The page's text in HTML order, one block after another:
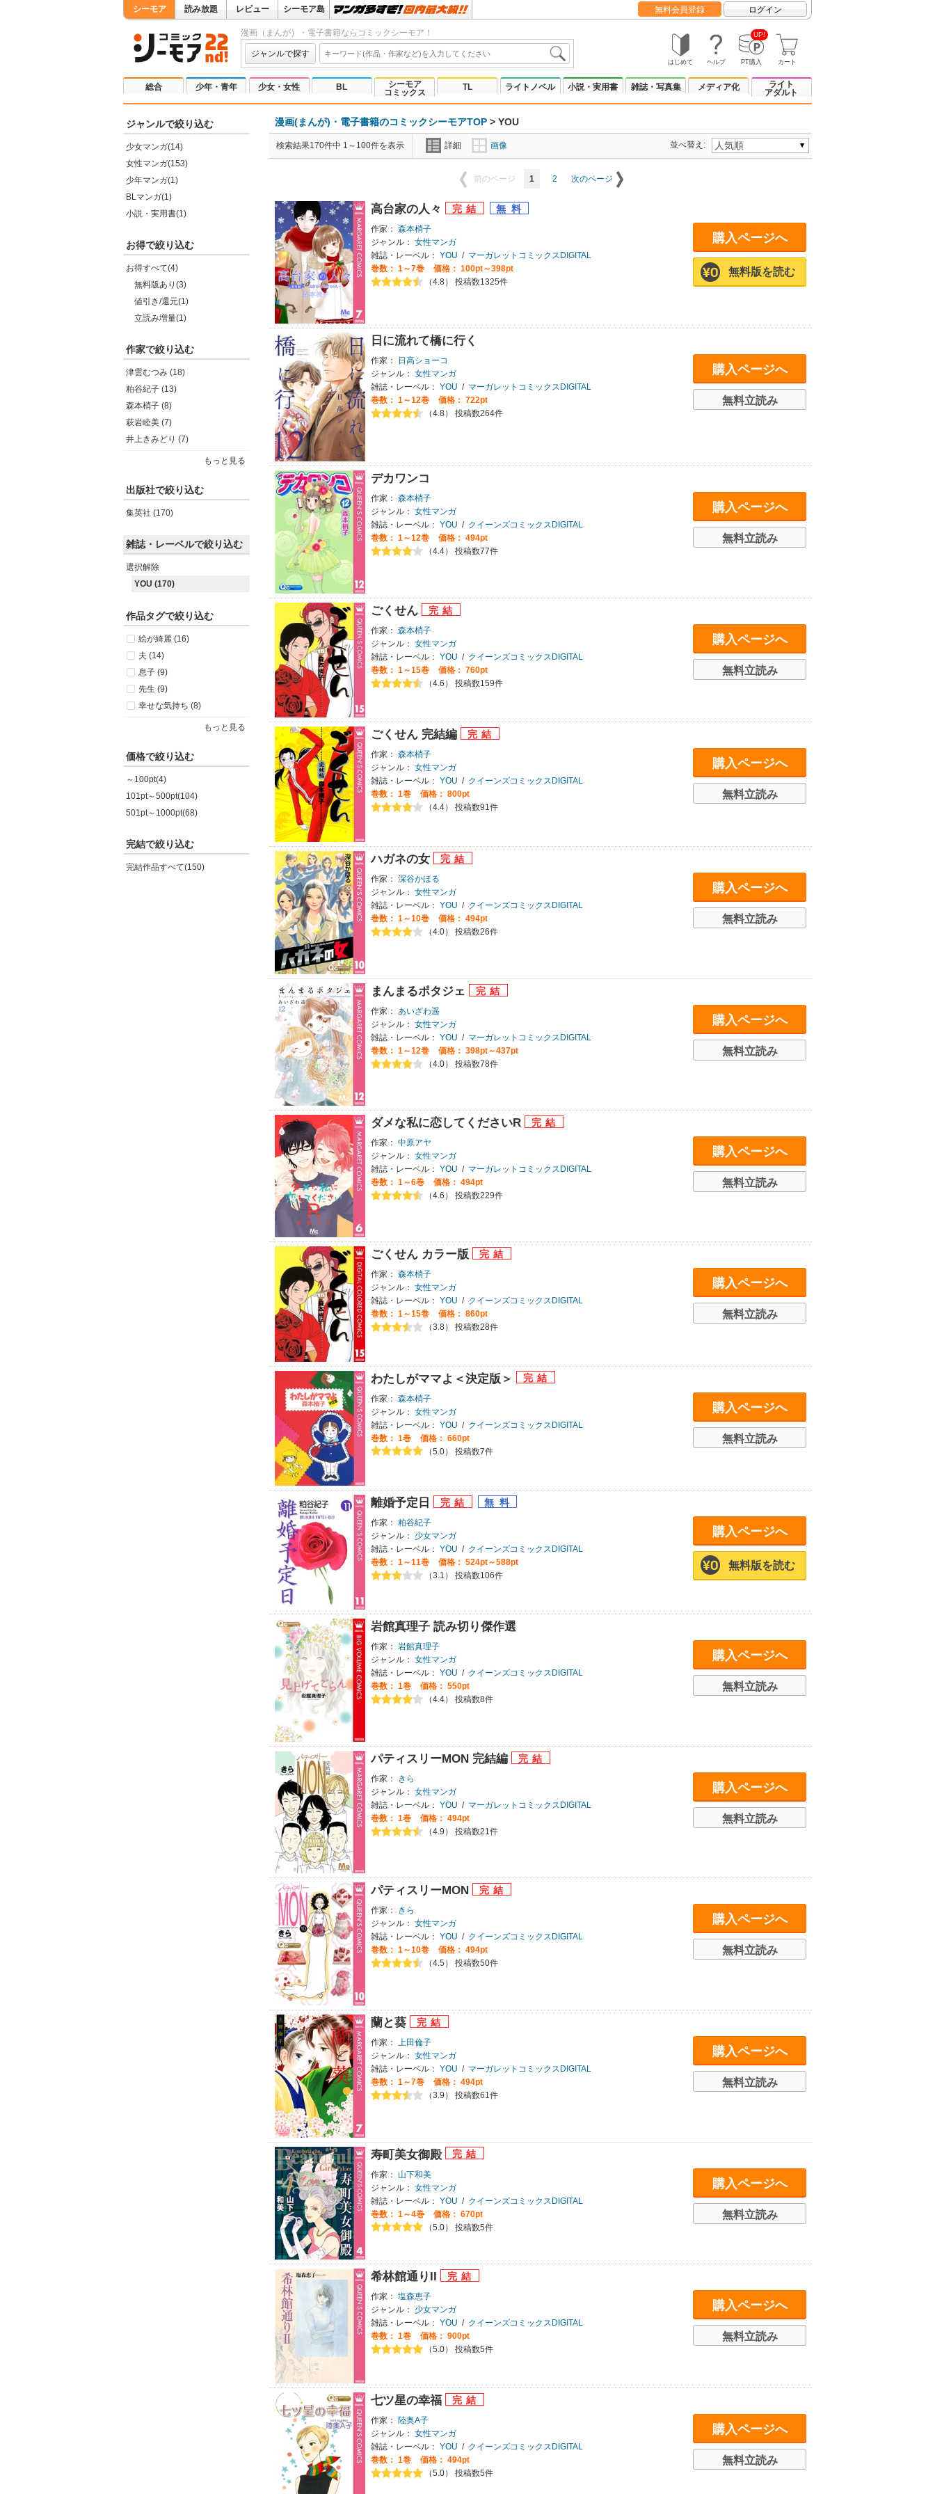
シーモア 読み放題 レビュー シーモア島 無料会員登録 ログイン
漫画（まんが）・電子書籍ならコミックシーモア！
ジャンルで探す
はじめて ヘルプ
UP!
PT購入 カート
総合 少年・青年 少女・女性 BL
シーモア
コミックス
TL ライトノベル 小説・実用書 雑誌・写真集 メディア化
ライト
アダルト
ジャンルで絞り込む
少女マンガ(14)
女性マンガ(153)
少年マンガ(1)
BLマンガ(1)
小説・実用書(1)
お得で絞り込む
お得すべて(4)
無料版あり(3)
値引き/還元(1)
立読み増量(1)
作家で絞り込む
津雲むつみ (18)
粕谷紀子 (13)
森本梢子 (8)
萩岩睦美 (7)
井上きみどり (7)
もっと見る
出版社で絞り込む
集英社 (170)
雑誌・レーベルで絞り込む
選択解除
YOU (170)
作品タグで絞り込む
絵が綺麗 (16)
夫 (14)
息子 (9)
先生 (9)
幸せな気持ち (8)
もっと見る
価格で絞り込む
～100pt(4)
101pt～500pt(104)
501pt～1000pt(68)
完結で絞り込む
完結作品すべて(150)
漫画(まんが)・電子書籍のコミックシーモアTOP > YOU
検索結果170件中 1～100件を表示 詳細 画像 並べ替え:
前のページ 1 2 次のページ
高台家の人々
作家： 森本梢子
ジャンル： 女性マンガ
雑誌・レーベル： YOU / マーガレットコミックスDIGITAL
巻数： 1～7巻
価格： 100pt～398pt
（4.8） 投稿数1325件
購入ページへ
無料版を読む
日に流れて橋に行く
作家：
日高ショーコ
ジャンル： 女性マンガ
雑誌・レーベル： YOU / マーガレットコミックスDIGITAL
巻数： 1～12巻
価格： 722pt
（4.8） 投稿数264件
購入ページへ
無料立読み
デカワンコ
作家： 森本梢子
ジャンル： 女性マンガ
雑誌・レーベル： YOU / クイーンズコミックスDIGITAL
巻数： 1～12巻
価格： 494pt
（4.4） 投稿数77件
購入ページへ
無料立読み
ごくせん
作家： 森本梢子
ジャンル： 女性マンガ
雑誌・レーベル： YOU / クイーンズコミックスDIGITAL
巻数： 1～15巻
価格： 760pt
（4.6） 投稿数159件
購入ページへ
無料立読み
ごくせん 完結編
作家： 森本梢子
ジャンル： 女性マンガ
雑誌・レーベル： YOU / クイーンズコミックスDIGITAL
巻数： 1巻
価格： 800pt
（4.4） 投稿数91件
購入ページへ
無料立読み
ハガネの女
作家： 深谷かほる
ジャンル： 女性マンガ
雑誌・レーベル： YOU / クイーンズコミックスDIGITAL
巻数： 1～10巻
価格： 494pt
（4.0） 投稿数26件
購入ページへ
無料立読み
まんまるポタジェ
作家：
あいざわ遥
ジャンル： 女性マンガ
雑誌・レーベル： YOU / マーガレットコミックスDIGITAL
巻数： 1～12巻
価格： 398pt～437pt
（4.0） 投稿数78件
購入ページへ
無料立読み
ダメな私に恋してくださいR
作家： 中原アヤ
ジャンル： 女性マンガ
雑誌・レーベル： YOU / マーガレットコミックスDIGITAL
巻数： 1～6巻
価格： 494pt
（4.6） 投稿数229件
購入ページへ
無料立読み
ごくせん カラー版
作家： 森本梢子
ジャンル： 女性マンガ
雑誌・レーベル： YOU / クイーンズコミックスDIGITAL
巻数： 1～15巻
価格： 860pt
（3.8） 投稿数28件
購入ページへ
無料立読み
わたしがママよ＜決定版＞
作家： 森本梢子
ジャンル： 女性マンガ
雑誌・レーベル： YOU / クイーンズコミックスDIGITAL
巻数： 1巻
価格： 660pt
（5.0） 投稿数7件
購入ページへ
無料立読み
離婚予定日
作家： 粕谷紀子
ジャンル：
少女マンガ
雑誌・レーベル： YOU / クイーンズコミックスDIGITAL
巻数： 1～11巻
価格： 524pt～588pt
（3.1） 投稿数106件
購入ページへ
無料版を読む
岩館真理子 読み切り傑作選
作家： 岩館真理子
ジャンル： 女性マンガ
雑誌・レーベル： YOU / クイーンズコミックスDIGITAL
巻数： 1巻
価格： 550pt
（4.4） 投稿数8件
購入ページへ
無料立読み
パティスリーMON 完結編
作家：
きら
ジャンル： 女性マンガ
雑誌・レーベル： YOU / マーガレットコミックスDIGITAL
巻数： 1巻
価格： 494pt
（4.9） 投稿数21件
購入ページへ
無料立読み
パティスリーMON
作家：
きら
ジャンル： 女性マンガ
雑誌・レーベル： YOU / クイーンズコミックスDIGITAL
巻数： 1～10巻
価格： 494pt
（4.5） 投稿数50件
購入ページへ
無料立読み
蘭と葵
作家： 上田倫子
ジャンル： 女性マンガ
雑誌・レーベル： YOU / マーガレットコミックスDIGITAL
巻数： 1～7巻
価格： 494pt
（3.9） 投稿数61件
購入ページへ
無料立読み
寿町美女御殿
作家：
山下和美
ジャンル： 女性マンガ
雑誌・レーベル： YOU / クイーンズコミックスDIGITAL
巻数： 1～4巻
価格： 670pt
（5.0） 投稿数5件
購入ページへ
無料立読み
希林館通りII
作家： 塩森恵子
ジャンル：
少女マンガ
雑誌・レーベル： YOU / クイーンズコミックスDIGITAL
巻数： 1巻
価格： 900pt
（5.0） 投稿数5件
購入ページへ
無料立読み
七ツ星の幸福
作家：
陸奥A子
ジャンル： 女性マンガ
雑誌・レーベル： YOU / クイーンズコミックスDIGITAL
巻数： 1巻
価格： 494pt
（5.0） 投稿数5件
購入ページへ
無料立読み